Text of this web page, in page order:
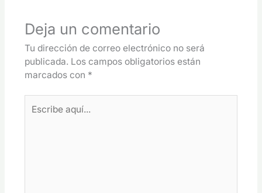
Deja un comentario
Tu dirección de correo electrónico no será
publicada. Los campos obligatorios están
marcados con *
aquí...